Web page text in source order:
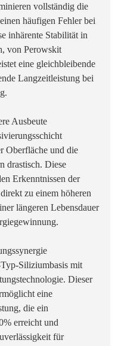
vollständig die
häufigen Fehler bei
inhärente Stabilität in
von Perowskit
eine gleichbleibende
Langzeitleistung bei
Ausbeute
Oberfläche und die
drastisch. Diese
Erkenntnissen der
zu einem höheren
längeren Lebensdauer
Siliziumbasis mit
Dieser
eine
die ein
erreicht und
für